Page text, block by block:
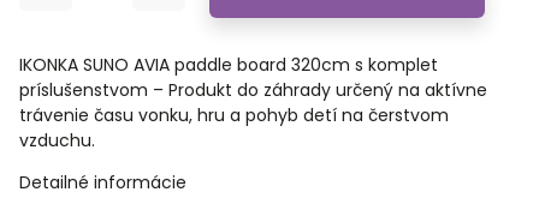
IKONKA SUNO AVIA paddle board 320cm s komplet
príslušenstvom – Produkt do záhrady určený na aktívne
trávenie času vonku, hru a pohyb detí na čerstvom
vzduchu.
Detailné informácie